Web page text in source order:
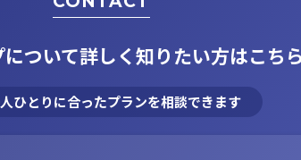
ついて詳しく知りたい方はこち
ひとりに合ったプランを相談できます